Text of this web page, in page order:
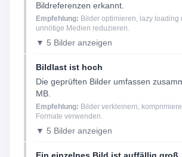
Bildreferenzen erkannt.
Empfehlung: Bilder optimieren, lazy loading
unnötige Medien reduzieren.
▼ 5 Bilder anzeigen
Bildlast ist hoch
Die geprüften Bilder umfassen
MB.
Empfehlung: Bilder verkleinern,
Formate verwenden.
▼ 5 Bilder anzeigen